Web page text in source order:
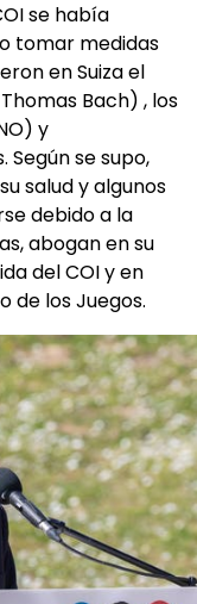
se había
tomar medidas
en Suiza el
Bach) , los
y
se supo,
salud y algunos
debido a la
abogan en su
del COI y en
de los Juegos.